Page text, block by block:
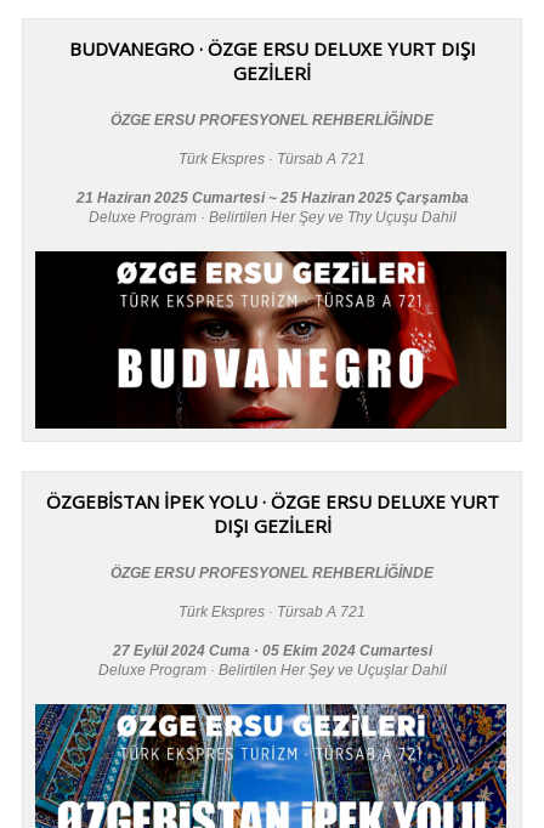
BUDVANEGRO · ÖZGE ERSU DELUXE YURT DIŞI
GEZİLERİ
ÖZGE ERSU PROFESYONEL REHBERLİĞİNDE
Türk Ekspres · Türsab A 721
21 Haziran 2025 Cumartesi ~ 25 Haziran 2025 Çarşamba
Deluxe Program · Belirtilen Her Şey ve Thy Uçuşu Dahil
ÖZGEBİSTAN İPEK YOLU · ÖZGE ERSU DELUXE YURT
DIŞI GEZİLERİ
ÖZGE ERSU PROFESYONEL REHBERLİĞİNDE
Türk Ekspres · Türsab A 721
27 Eylül 2024 Cuma · 05 Ekim 2024 Cumartesi
Deluxe Program · Belirtilen Her Şey ve Uçuşlar Dahil